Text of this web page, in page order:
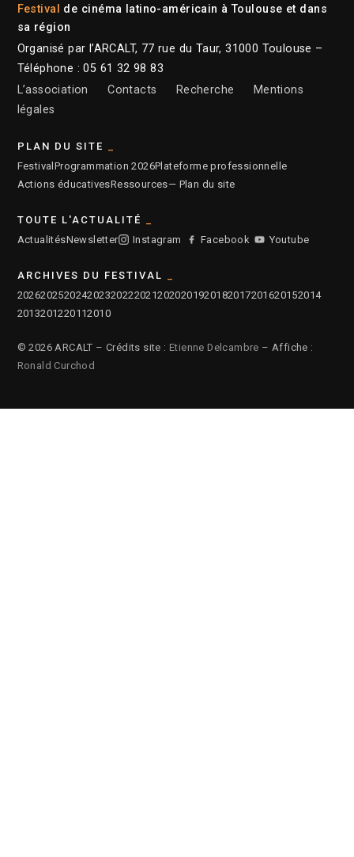
Festival de cinéma latino-américain à Toulouse et dans
sa région
Organisé par l’ARCALT, 77 rue du Taur, 31000 Toulouse –
Téléphone : 05 61 32 98 83
L’association
Contacts Recherche
Mentions
légales
PLAN DU SITE
Festival Programmation 2026Plateforme professionnelle
Actions éducativesRessources— Plan du site
TOUTE L'ACTUALITÉ
ActualitésNewsletter Instagram Facebook Youtube
ARCHIVES DU FESTIVAL
2026202520242023202220212020201920182017201620152014
2013201220112010
© 2026 ARCALT – Crédits site : Etienne Delcambre – Affiche :
Ronald Curchod